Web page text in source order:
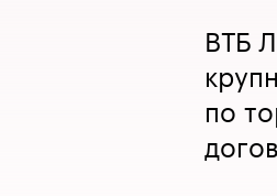
ВТБ
по